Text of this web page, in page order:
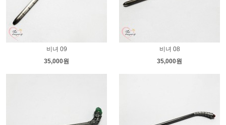
비녀 09
35,000원
비녀 08
35,000원